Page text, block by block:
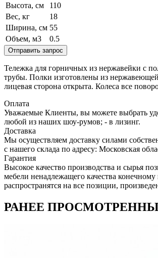
Высота, см
110
Вес, кг
18
Ширина, см 55
Объем, м3
0.5
Отправить запрос
Тележка для горничных из нержавейки с
трубы. Полки изготовлены из
лицевая сторона открыта. Колеса все
Оплата
Уважаемые Клиенты, вы можете выбрать
любой из наших шоу-румов; - в лизинг.
Доставка
Мы осуществляем доставку силами
с нашего склада по адресу: Московская
Гарантия
Высокое качество производства и сырья
мебели ненадлежащего качества
распространятся на все позиции,
РАНЕЕ